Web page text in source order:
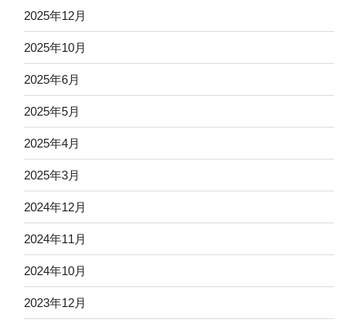
2025年12月
2025年10月
2025年6月
2025年5月
2025年4月
2025年3月
2024年12月
2024年11月
2024年10月
2023年12月